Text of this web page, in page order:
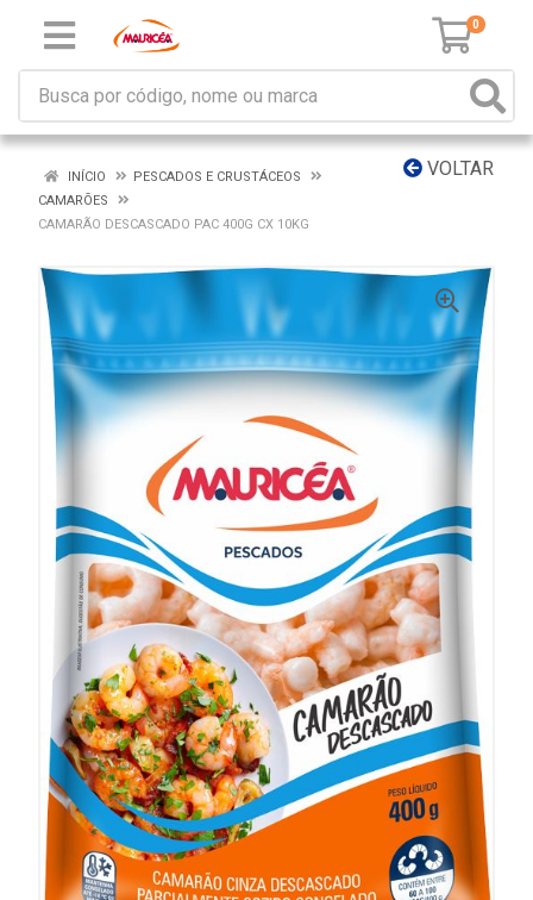
0
VOLTAR
INÍCIO
PESCADOS E CRUSTÁCEOS
CAMARÕES
CAMARÃO DESCASCADO PAC 400G CX 10KG